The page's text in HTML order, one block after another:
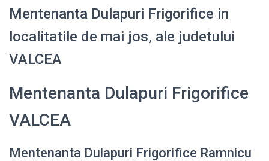
Mentenanta Dulapuri Frigorifice in
localitatile de mai jos, ale judetului
VALCEA
Mentenanta Dulapuri Frigorifice
VALCEA
Mentenanta Dulapuri Frigorifice Ramnicu